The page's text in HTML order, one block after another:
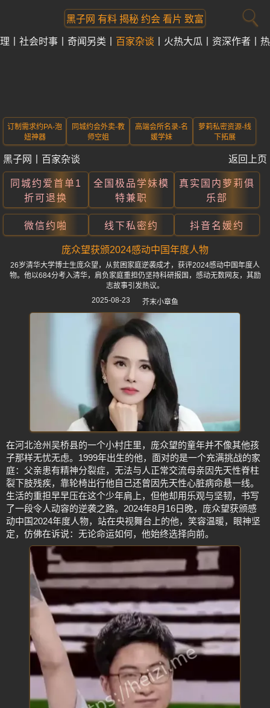
黑子网 有料 揭秘 约会 看片 致富
社会时事 奇闻另类 百家杂谈 火热大瓜 资深作者
订制需求约PA-泡
妞神器
同城约会外卖-教
师空姐
高端会所名录-名
媛学妹
萝莉私密资源-线
下拓展
黑子网 百家杂谈 返回上页
同城约爱首单1
折可退换
全国极品学妹模
特兼职
真实国内萝莉俱
乐部
微信约啪 线下私密约 抖音名媛约
庞众望获颁2024感动中国年度人物
26岁清华大学博士生庞众望，从贫困家庭逆袭成才，获评2024感动中国年度人
物。他以684分考入清华，肩负家庭重担仍坚持科研报国，感动无数网友，其励
志故事引发热议。
2025-08-23
芥末小章鱼
在河北沧州吴桥县的一个小村庄里，庞众望的童年并不像其他孩
子那样无忧无虑。1999年出生的他，面对的是一个充满挑战的家
庭：父亲患有精神分裂症，无法与人正常交流母亲因先天性脊柱
裂下肢残疾，靠轮椅出行他自己还曾因先天性心脏病命悬一线。
生活的重担早早压在这个少年肩上，但他却用乐观与坚韧，书写
了一段令人动容的逆袭之路。2024年8月16日晚，庞众望获颁感
动中国2024年度人物，站在央视舞台上的他，笑容温暖，眼神坚
定，仿佛在诉说：无论命运如何，他始终选择向前。